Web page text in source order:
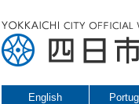
English